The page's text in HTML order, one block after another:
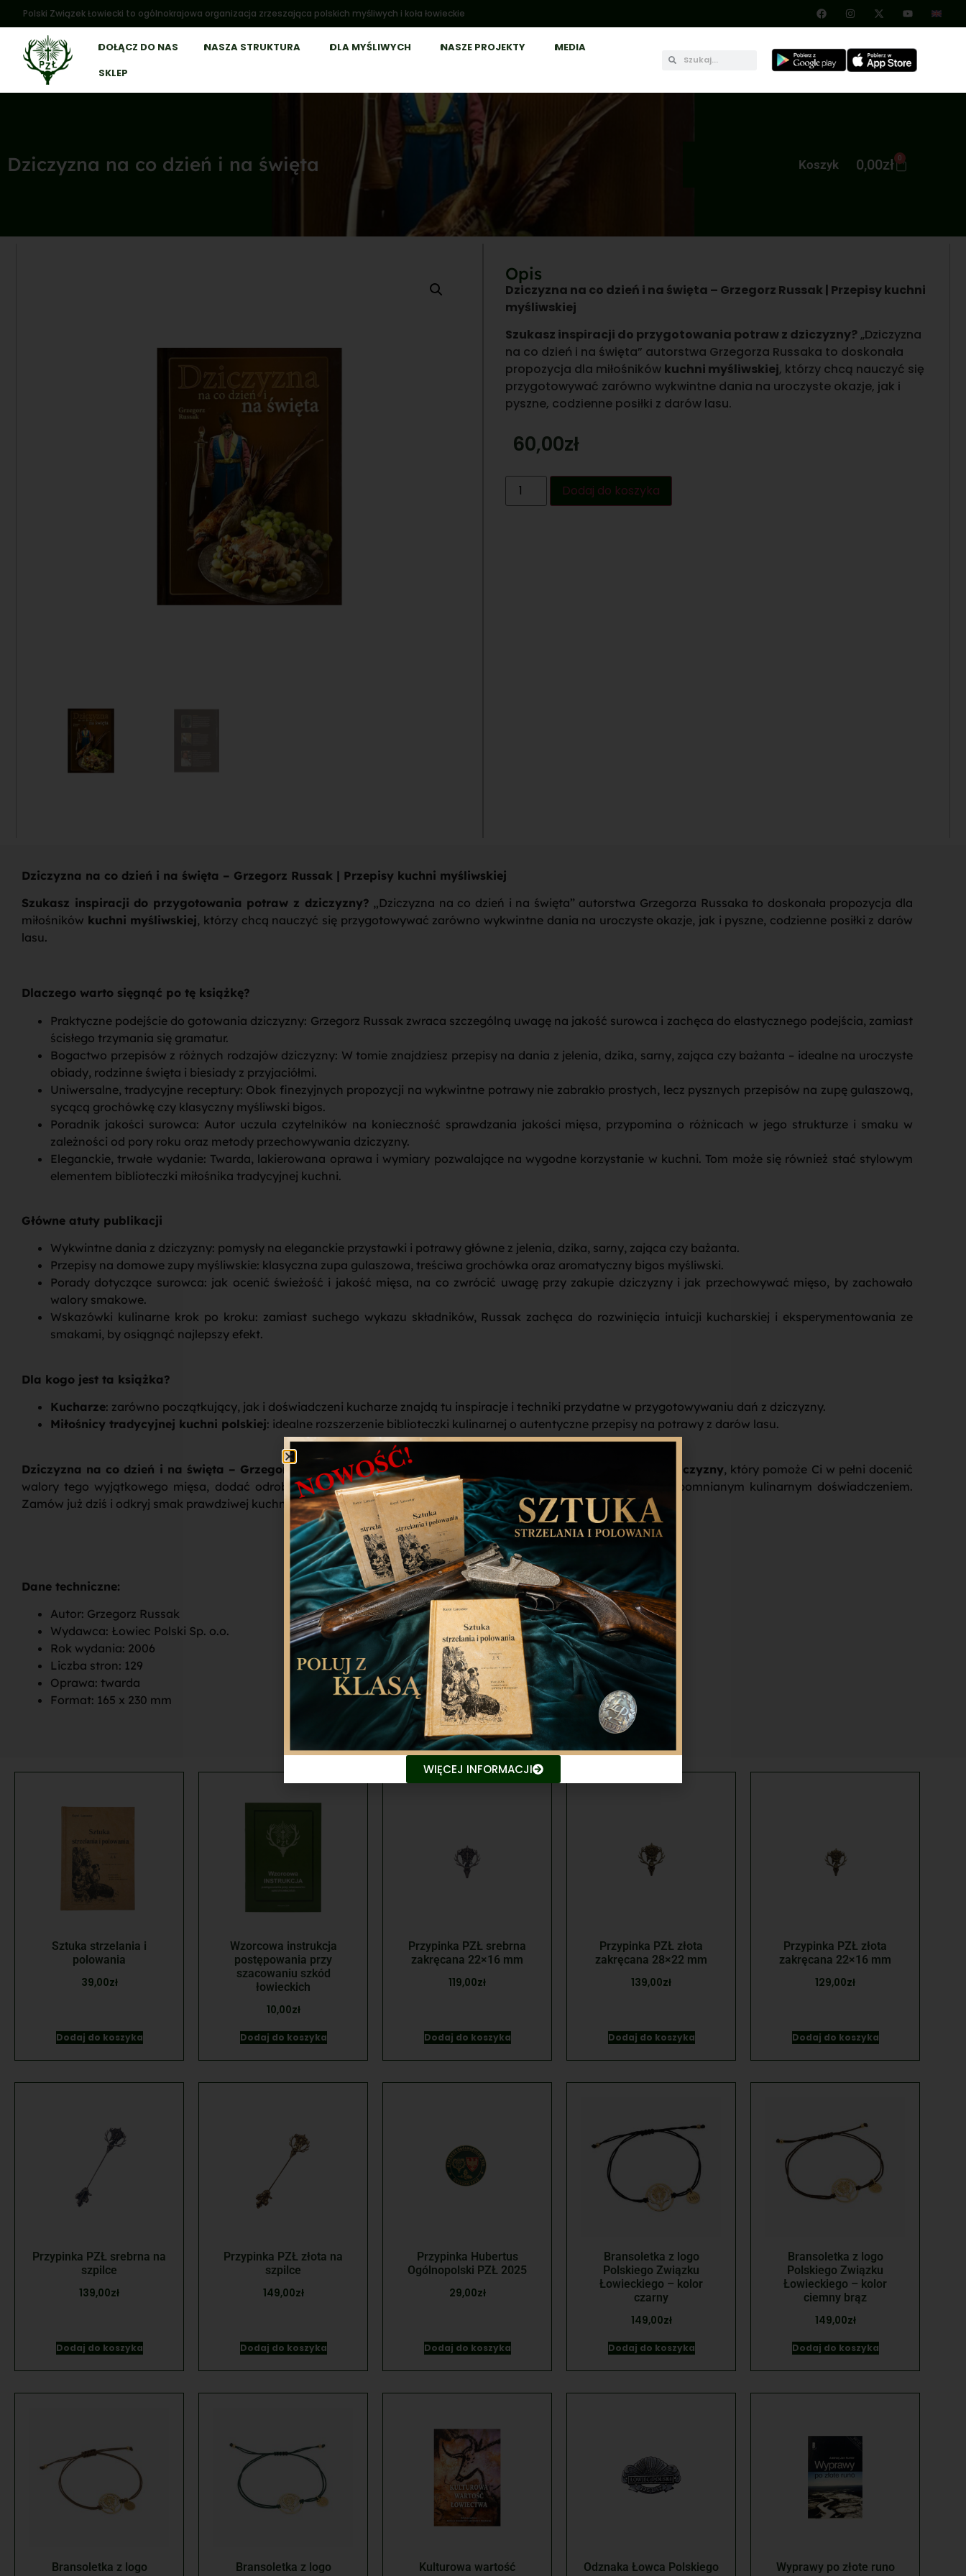
Polski Związek Łowiecki to ogólnokrajowa organizacja zrzeszająca polskich myśliwych i koła łowieckie
DOŁĄCZ DO NAS NASZA STRUKTURA DLA MYŚLIWYCH NASZE PROJEKTY
MEDIA
SKLEP
Dziczyzna na co dzień i na święta Koszyk 0,00zł 0
Opis
Dziczyzna na co dzień i na święta – Grzegorz Russak | Przepisy kuchni
myśliwskiej
Szukasz inspiracji do przygotowania potraw z dziczyzny? „Dziczyzna
na co dzień i na święta” autorstwa Grzegorza Russaka to doskonała
propozycja dla miłośników kuchni myśliwskiej, którzy chcą nauczyć się
przygotowywać zarówno wykwintne dania na uroczyste okazje, jak i
pyszne, codzienne posiłki z darów lasu.
60,00zł
Dodaj do koszyka
Dziczyzna na co dzień i na święta – Grzegorz Russak | Przepisy kuchni myśliwskiej
Szukasz inspiracji do przygotowania potraw z dziczyzny? „Dziczyzna na co dzień i na święta” autorstwa Grzegorza Russaka to doskonała propozycja dla
miłośników kuchni myśliwskiej, którzy chcą nauczyć się przygotowywać zarówno wykwintne dania na uroczyste okazje, jak i pyszne, codzienne posiłki z darów
lasu.
Dlaczego warto sięgnąć po tę książkę?
Praktyczne podejście do gotowania dziczyzny: Grzegorz Russak zwraca szczególną uwagę na jakość surowca i zachęca do elastycznego podejścia, zamiast
ścisłego trzymania się gramatur.
Bogactwo przepisów z różnych rodzajów dziczyzny: W tomie znajdziesz przepisy na dania z jelenia, dzika, sarny, zająca czy bażanta – idealne na uroczyste
obiady, rodzinne święta i biesiady z przyjaciółmi.
Uniwersalne, tradycyjne receptury: Obok finezyjnych propozycji na wykwintne potrawy nie zabrakło prostych, lecz pysznych przepisów na zupę gulaszową,
sycącą grochówkę czy klasyczny myśliwski bigos.
Poradnik jakości surowca: Autor uczula czytelników na konieczność sprawdzania jakości mięsa, przypomina o różnicach w jego strukturze i smaku w
zależności od pory roku oraz metody przechowywania dziczyzny.
Eleganckie, trwałe wydanie: Twarda, lakierowana oprawa i wymiary pozwalające na wygodne korzystanie w kuchni. Tom może się również stać stylowym
elementem biblioteczki miłośnika tradycyjnej kuchni.
Główne atuty publikacji
Wykwintne dania z dziczyzny: pomysły na eleganckie przystawki i potrawy główne z jelenia, dzika, sarny, zająca czy bażanta.
Przepisy na domowe zupy myśliwskie: klasyczna zupa gulaszowa, treściwa grochówka oraz aromatyczny bigos myśliwski.
Porady dotyczące surowca: jak ocenić świeżość i jakość mięsa, na co zwrócić uwagę przy zakupie dziczyzny i jak przechowywać mięso, by zachowało
walory smakowe.
Wskazówki kulinarne krok po kroku: zamiast suchego wykazu składników, Russak zachęca do rozwinięcia intuicji kucharskiej i eksperymentowania ze
smakami, by osiągnąć najlepszy efekt.
Dla kogo jest ta książka?
Kucharze: zarówno początkujący, jak i doświadczeni kucharze znajdą tu inspiracje i techniki przydatne w przygotowywaniu dań z dziczyzny.
Miłośnicy tradycyjnej kuchni polskiej: idealne rozszerzenie biblioteczki kulinarnej o autentyczne przepisy na potrawy z darów lasu.
Dziczyzna na co dzień i na święta – Grzegorz Russak to nie tylko zbiór przepisów – to przewodnik po kuchni z dziczyzny, który pomoże Ci w pełni docenić
walory tego wyjątkowego mięsa, dodać odrobinę elegancji do codziennych posiłków i uczynić każde święta niezapomnianym kulinarnym doświadczeniem.
Zamów już dziś i odkryj smak prawdziwej kuchni myśliwskiej!
Dane techniczne:
Autor: Grzegorz Russak
Wydawca: Łowiec Polski Sp. o.o.
Rok wydania: 2006
Liczba stron: 129
Oprawa: twarda
Format: 165 x 230 mm
Sztuka strzelania i
polowania
39,00zł
Dodaj do koszyka
Wzorcowa instrukcja
postępowania przy
szacowaniu szkód
łowieckich
10,00zł
Dodaj do koszyka
Przypinka PZŁ srebrna
zakręcana 22×16 mm
119,00zł
Dodaj do koszyka
Przypinka PZŁ złota
zakręcana 28×22 mm
139,00zł
Dodaj do koszyka
Przypinka PZŁ złota
zakręcana 22×16 mm
129,00zł
Dodaj do koszyka
Przypinka PZŁ srebrna na
szpilce
139,00zł
Dodaj do koszyka
Przypinka PZŁ złota na
szpilce
149,00zł
Dodaj do koszyka
Przypinka Hubertus
Ogólnopolski PZŁ 2025
29,00zł
Dodaj do koszyka
Bransoletka z logo
Polskiego Związku
Łowieckiego – kolor
czarny
149,00zł
Dodaj do koszyka
Bransoletka z logo
Polskiego Związku
Łowieckiego – kolor
ciemny brąz
149,00zł
Dodaj do koszyka
Bransoletka z logo
Bransoletka z logo
Kulturowa wartość
Odznaka Łowca Polskiego
Wyprawy po złote runo
WIĘCEJ INFORMACJI